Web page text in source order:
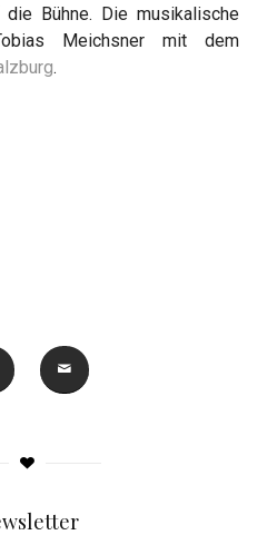
Bühne. Die musikalische
Meichsner mit dem
.